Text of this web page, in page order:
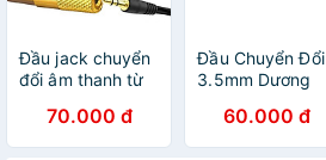
Đầu jack chuyển
đổi âm thanh từ
sang cổng
6.5mm - Hàng
70.000 đ
Đầu Chuyển Đổi
3.5mm Dương
20502 - Hàng
Nhập Khẩu
60.000 đ